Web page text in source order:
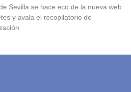
Sevilla se hace eco de la nueva web
y avala el recopilatorio de